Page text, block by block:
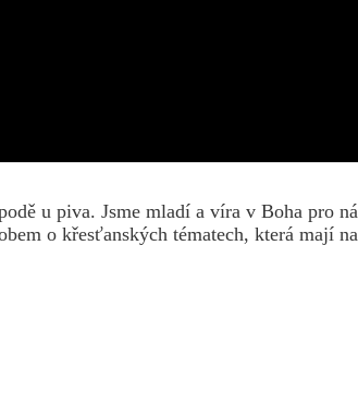
u piva. Jsme mladí a víra v Boha pro
o křesťanských tématech, která mají